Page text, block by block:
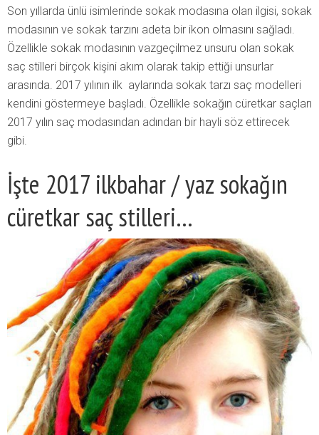
Son yıllarda ünlü isimlerinde sokak modasına olan ilgisi, sokak
modasının ve sokak tarzını adeta bir ikon olmasını sağladı.
Özellikle sokak modasının vazgeçilmez unsuru olan sokak
saç stilleri birçok kişini akım olarak takip ettiği unsurlar
arasında. 2017 yılının ilk aylarında sokak tarzı saç modelleri
kendini göstermeye başladı. Özellikle sokağın cüretkar saçları
2017 yılın saç modasından adından bir hayli söz ettirecek
gibi.
İşte 2017 ilkbahar / yaz sokağın
cüretkar saç stilleri…